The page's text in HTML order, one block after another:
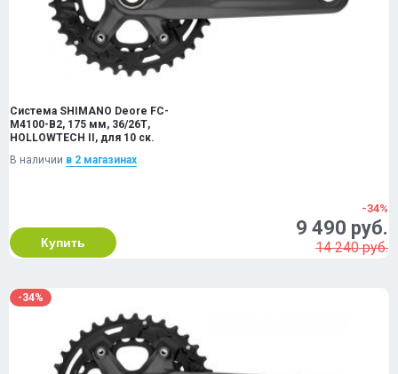
Система SHIMANO Deore FC-
M4100-B2, 175 мм, 36/26Т,
HOLLOWTECH II, для 10 ск.
В наличии в 2 магазинах
Купить
-34%
9 490 руб.
14 240 руб.
-34%